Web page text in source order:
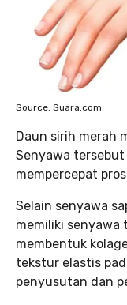
Source: Suara.com
Daun sirih merah
Senyawa
mempercepat
Selain senyawa
memiliki senyawa
membentuk
tekstur elastis
penyusutan dan